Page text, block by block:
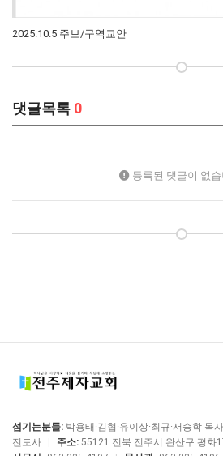
2025.10.5 주보/구역교안
댓글목록 0
등록된 댓글이 없습
섬기는분들: 박용태·김협·유이상·최규·서승학 목
전도사
주소: 55121 전북 전주시 완산구 평화